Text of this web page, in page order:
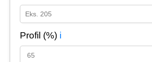
Profil (%) i